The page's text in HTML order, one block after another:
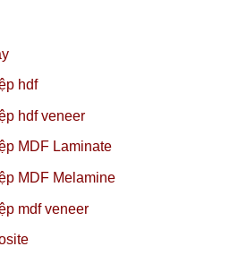
hdf
hdf veneer
MDF Laminate
MDF Melamine
mdf veneer